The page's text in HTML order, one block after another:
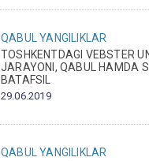
QABUL
YANGILIKLAR
TOSHKENTDAGI VEBSTER
JARAYONI, QABUL HAMDA
BATAFSIL
29.06.2019
QABUL
YANGILIKLAR